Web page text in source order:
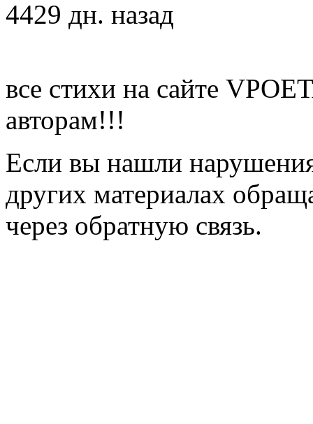
4429 дн. назад
все стихи на сайте
авторам!!!
Если вы нашли
других материалах
через обратную связь.